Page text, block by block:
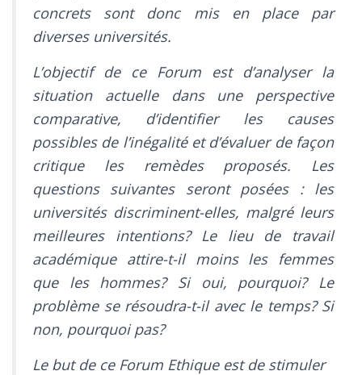
concrets sont donc mis en place par
diverses universités.
L’objectif de ce Forum est d’analyser la
situation actuelle dans une perspective
comparative, d’identifier les causes
possibles de l’inégalité et d’évaluer de façon
critique les remèdes proposés. Les
questions suivantes seront posées : les
universités discriminent-elles, malgré leurs
meilleures intentions? Le lieu de travail
académique attire-t-il moins les femmes
que les hommes? Si oui, pourquoi? Le
problème se résoudra-t-il avec le temps? Si
non, pourquoi pas?
Le but de ce Forum Ethique est de stimuler